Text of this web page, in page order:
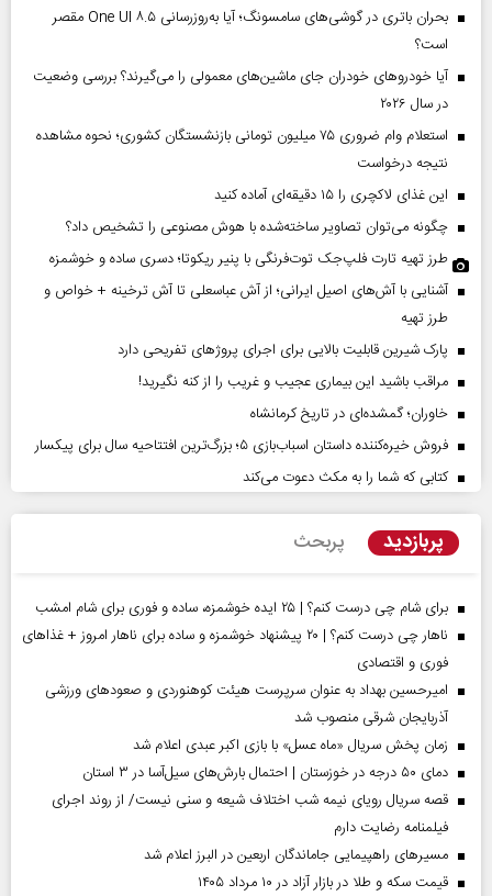
بحران باتری در گوشی‌های سامسونگ؛ آیا به‌روزرسانی One UI ۸.۵ مقصر
است؟
آیا خودروهای خودران جای ماشین‌های معمولی را می‌گیرند؟ بررسی وضعیت
در سال ۲۰۲۶
استعلام وام ضروری ۷۵ میلیون تومانی بازنشستگان کشوری؛ نحوه مشاهده
نتیجه درخواست
این غذای لاکچری را ۱۵ دقیقه‌ای آماده کنید
چگونه می‌توان تصاویر ساخته‌شده با هوش مصنوعی را تشخیص داد؟
طرز تهیه تارت فلپ‌جک توت‌فرنگی با پنیر ریکوتا؛ دسری ساده و خوشمزه
آشنایی با آش‌های اصیل ایرانی؛ از آش عباسعلی تا آش ترخینه + خواص و
طرز تهیه
پارک شیرین قابلیت‌ بالایی برای اجرای پروژهای تفریحی دارد
مراقب باشید این بیماری عجیب و غریب را از کنه نگیرید!
خاوران؛ گمشده‌ای در تاریخ کرمانشاه
فروش خیره‌کننده داستان اسباب‌بازی ۵؛ بزرگ‌ترین افتتاحیه سال برای پیکسار
کتابی که شما را به مکث دعوت می‌کند
پربازدید پربحث
برای شام چی درست کنم؟ | ۲۵ ایده خوشمزه، ساده و فوری برای شام امشب
ناهار چی درست کنم؟ | ۲۰ پیشنهاد خوشمزه و ساده برای ناهار امروز + غذاهای
فوری و اقتصادی
امیرحسین بهداد به عنوان سرپرست هیئت کوهنوردی و صعودهای ورزشی
آذربایجان شرقی منصوب شد
زمان پخش سریال «ماه عسل» با بازی اکبر عبدی اعلام شد
دمای ۵۰ درجه در خوزستان | احتمال بارش‌های سیل‌آسا در ۳ استان
قصه سریال رویای نیمه شب اختلاف شیعه و سنی نیست/ از روند اجرای
فیلمنامه رضایت دارم
مسیر‌های راهپیمایی جاماندگان اربعین در البرز اعلام شد
قیمت سکه و طلا در بازار آزاد در ۱۰ مرداد ۱۴۰۵